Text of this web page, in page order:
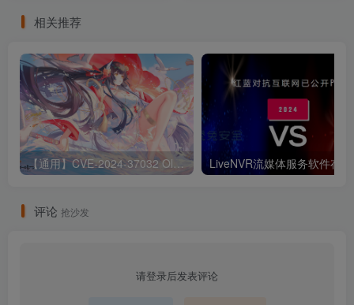
相关推荐
【通用】CVE-2024-37032 Ollama 远程代码执行漏洞
评论 抢沙发
请登录后发表评论